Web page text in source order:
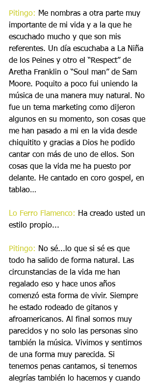
Pitingo:
Me nombras a otra parte muy
importante de mi vida y a la que he
escuchado mucho y que son mis
referentes. Un día escuchaba a La Niña
de los Peines y otro el “Respect” de
Aretha Franklin o “Soul man” de Sam
Moore. Poquito a poco fui uniendo la
música de una manera muy natural. No
fue un tema marketing como dijeron
algunos en su momento, son cosas que
me han pasado a mi en la vida desde
chiquitito y gracias a Dios he podido
cantar con más de uno de ellos. Son
cosas que la vida me ha puesto por
delante. He cantado en coro gospel, en
tablao…
Lo Ferro Flamenco: Ha creado usted un
estilo propio...
Pitingo:
No sé...lo que si sé es que
todo ha salido de forma natural. Las
circunstancias de la vida me han
regalado eso y hace unos años
comenzó esta forma de vivir. Siempre
he estado rodeado de gitanos y
afroamericanos. Al final somos muy
parecidos y no solo las personas sino
también la música. Vivimos y sentimos
de una forma muy parecida. Si
tenemos penas cantamos, si tenemos
alegrías también lo hacemos y cuando